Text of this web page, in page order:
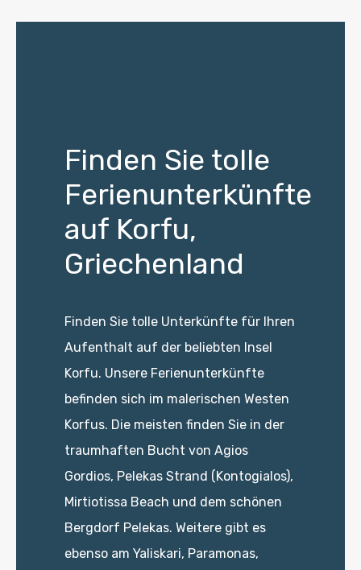
Finden Sie tolle
Ferienunterkünfte
auf Korfu,
Griechenland
Finden Sie tolle Unterkünfte für Ihren
Aufenthalt auf der beliebten Insel
Korfu. Unsere Ferienunterkünfte
befinden sich im malerischen Westen
Korfus. Die meisten finden Sie in der
traumhaften Bucht von Agios
Gordios, Pelekas Strand (Kontogialos),
Mirtiotissa Beach und dem schönen
Bergdorf Pelekas. Weitere gibt es
ebenso am Yaliskari, Paramonas,